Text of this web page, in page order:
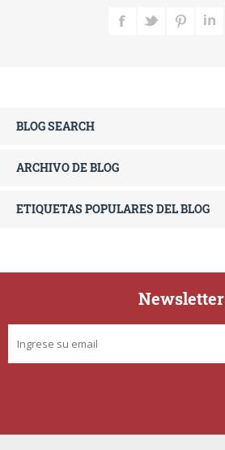
BLOG SEARCH
ARCHIVO DE BLOG
ETIQUETAS POPULARES DEL BLOG
Newsletter